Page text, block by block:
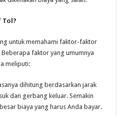
Tol?
untuk memahami faktor-faktor
faktor yang umumnya
meliputi:
dihitung berdasarkan jarak
dan gerbang keluar. Semakin
biaya yang harus Anda bayar.